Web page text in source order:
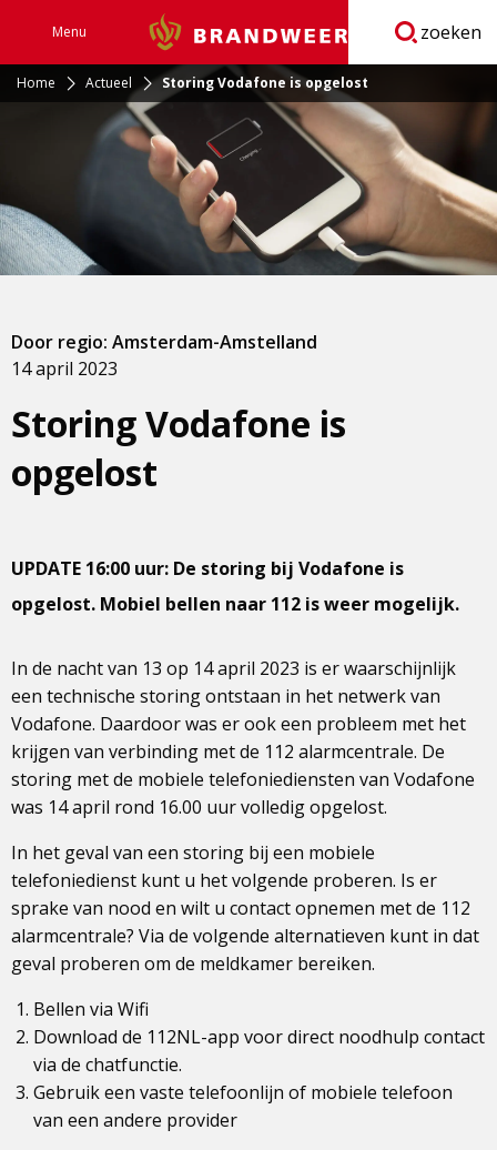
Menu Brandweer zoeken
Home Actueel Storing Vodafone is opgelost
Storing Vodafone is
opgelost
14 april 2023
Door regio: Amsterdam-Amstelland
UPDATE 16:00 uur: De storing bij Vodafone is
opgelost. Mobiel bellen naar 112 is weer mogelijk.
In de nacht van 13 op 14 april 2023 is er waarschijnlijk
een technische storing ontstaan in het netwerk van
Vodafone. Daardoor was er ook een probleem met het
krijgen van verbinding met de 112 alarmcentrale. De
storing met de mobiele telefoniediensten van Vodafone
was 14 april rond 16.00 uur volledig opgelost.
In het geval van een storing bij een mobiele
telefoniedienst kunt u het volgende proberen. Is er
sprake van nood en wilt u contact opnemen met de 112
alarmcentrale? Via de volgende alternatieven kunt in dat
geval proberen om de meldkamer bereiken.
Bellen via Wifi
Download de 112NL-app voor direct noodhulp contact
via de chatfunctie.
Gebruik een vaste telefoonlijn of mobiele telefoon
van een andere provider